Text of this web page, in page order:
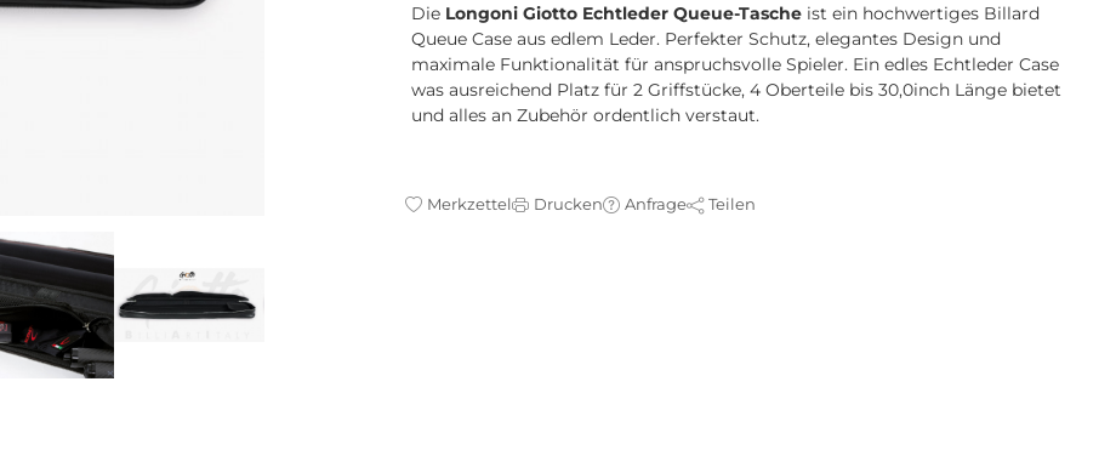
Die Longoni Giotto Echtleder Queue-Tasche ist ein hochwertiges Billard
Queue Case aus edlem Leder. Perfekter Schutz, elegantes Design und
maximale Funktionalität für anspruchsvolle Spieler. Ein edles Echtleder Case
was ausreichend Platz für 2 Griffstücke, 4 Oberteile bis 30,0inch Länge bietet
und alles an Zubehör ordentlich verstaut.
Merkzettel Drucken Anfrage Teilen